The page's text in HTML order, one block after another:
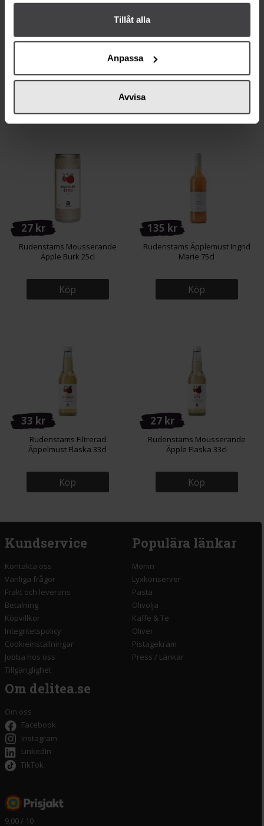
Tillåt alla
Anpassa
Avvisa
110 kr
Rudenstams Äpplemust
128 kr
Rudenstams Äpplemust
Transparent Blanche 75cl
27 kr
Rudenstams Mousserande
Äpple Burk 25cl
Köp
135 kr
Rudenstams Äpplemust Ingrid
Marie 75cl
Köp
33 kr
Rudenstams Filtrerad
Äppelmust Flaska 33cl
Köp
27 kr
Rudenstams Mousserande
Äpple Flaska 33cl
Köp
Kundservice
Kontakta oss
Vanliga frågor
Frakt och leverans
Betalning
Köpvillkor
Integritetspolicy
Cookieinställningar
Jobba hos oss
Tillgänglighet
Populära länkar
Monin
Lyxkonserver
Pasta
Olivolja
Kaffe & Te
Oliver
Pistagekräm
Press / Länkar
Om delitea.se
Om oss
Facebook
Instagram
LinkedIn
TikTok
9,00 / 10